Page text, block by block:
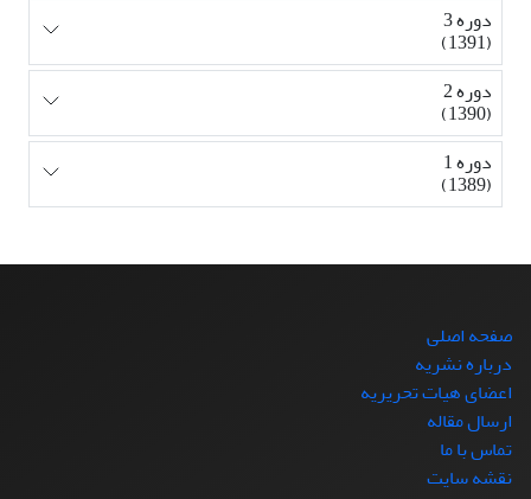
دوره 3
(1391)
دوره 2
(1390)
دوره 1
(1389)
صفحه اصلی
درباره نشریه
اعضای هیات تحریریه
ارسال مقاله
تماس با ما
نقشه سایت